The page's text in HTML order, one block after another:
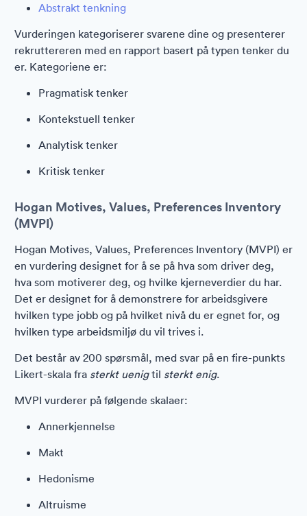
Abstrakt tenkning
Vurderingen kategoriserer svarene dine og presenterer
rekruttereren med en rapport basert på typen tenker du
er. Kategoriene er:
Pragmatisk tenker
Kontekstuell tenker
Analytisk tenker
Kritisk tenker
Hogan Motives, Values, Preferences Inventory
(MVPI)
Hogan Motives, Values, Preferences Inventory (MVPI) er
en vurdering designet for å se på hva som driver deg,
hva som motiverer deg, og hvilke kjerneverdier du har.
Det er designet for å demonstrere for arbeidsgivere
hvilken type jobb og på hvilket nivå du er egnet for, og
hvilken type arbeidsmiljø du vil trives i.
Det består av 200 spørsmål, med svar på en fire-punkts
Likert-skala fra sterkt uenigtil sterkt enig.
MVPI vurderer på følgende skalaer:
Annerkjennelse
Makt
Hedonisme
Altruisme